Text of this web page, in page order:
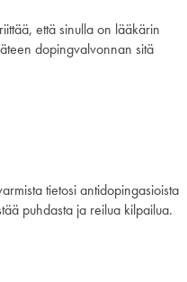
että sinulla on lääkärin
dopingvalvonnan sitä
tietosi antidopingasioista
puhdasta ja reilua kilpailua.